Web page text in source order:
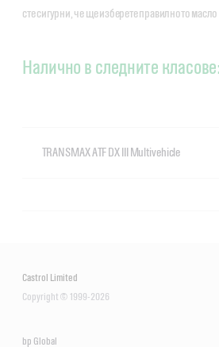
сте сигурни, че ще изберете правилното
Налично в следните класове:
TRANSMAX ATF DX III Multivehicle
Castrol Limited
Copyright © 1999-2026
bp Global